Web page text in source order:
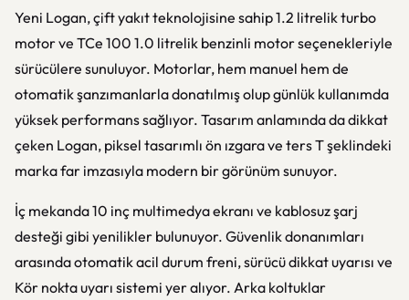
Yeni Logan, çift yakıt teknolojisine sahip 1.2 litrelik turbo
motor ve TCe 100 1.0 litrelik benzinli motor seçenekleriyle
sürücülere sunuluyor. Motorlar, hem manuel hem de
otomatik şanzımanlarla donatılmış olup günlük kullanımda
yüksek performans sağlıyor. Tasarım anlamında da dikkat
çeken Logan, piksel tasarımlı ön ızgara ve ters T şeklindeki
marka far imzasıyla modern bir görünüm sunuyor.
İç mekanda 10 inç multimedya ekranı ve kablosuz şarj
desteği gibi yenilikler bulunuyor. Güvenlik donanımları
arasında otomatik acil durum freni, sürücü dikkat uyarısı ve
Kör nokta uyarı sistemi yer alıyor. Arka koltuklar